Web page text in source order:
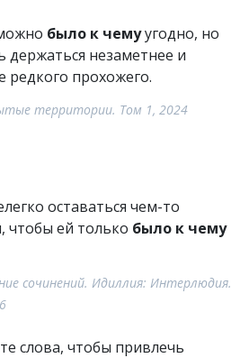
было к чемуугодно, но
держаться незаметнее и
редкого прохожего.
территории. Том 1, 2024
оставаться чем-то
чтобы ей только было к чему
сочинений. Идиллия: Интерлюдия.
слова, чтобы привлечь